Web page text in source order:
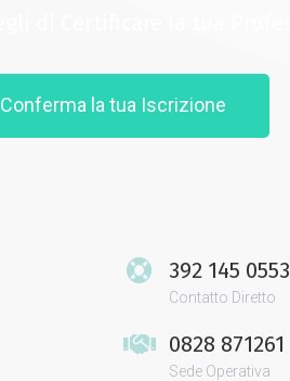
Conferma la tua Iscrizione
392 145 0553
Contatto Diretto
0828 871261
Sede Operativa